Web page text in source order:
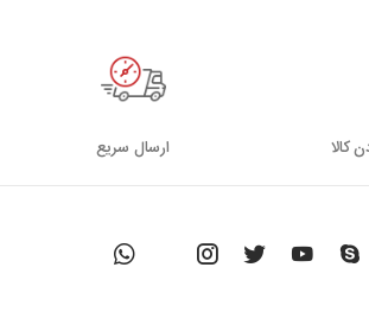
کالا ارسال سریع